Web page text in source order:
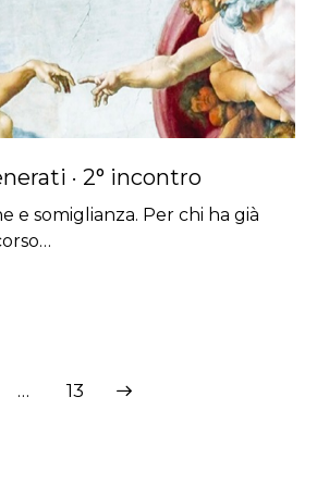
· 2° incontro
e somiglianza. Per chi ha già
… Page
13
>